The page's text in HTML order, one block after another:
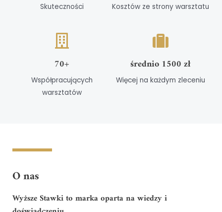
Skuteczności Kosztów ze strony warsztatu
70+
Współpracujących
warsztatów
średnio 1500 zł
Więcej na każdym zleceniu
O nas
Wyższe Stawki to marka oparta na wiedzy i